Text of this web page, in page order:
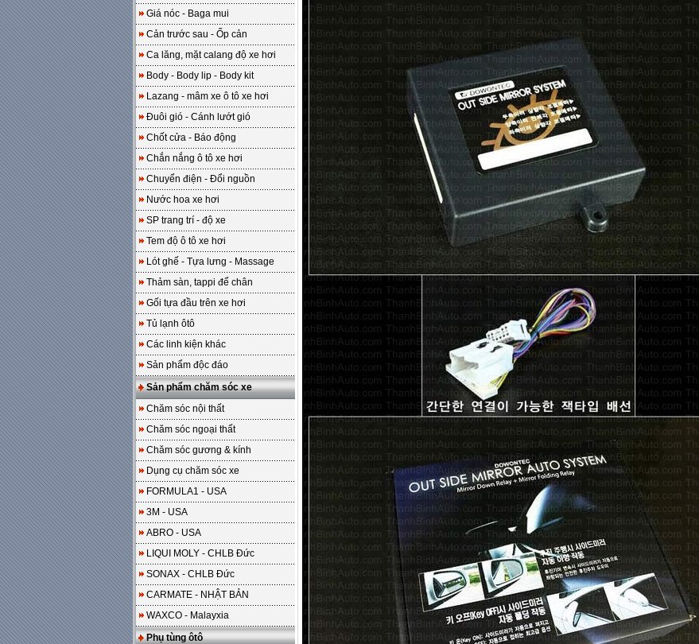
Giá nóc - Baga mui
Cản trước sau - Ốp cản
Ca lăng, mặt calang độ xe hơi
Body - Body lip - Body kit
Lazang - mâm xe ô tô xe hơi
Đuôi gió - Cánh lướt gió
Chốt cửa - Báo động
Chắn nắng ô tô xe hơi
Chuyển điện - Đổi nguồn
Nước hoa xe hơi
SP trang trí - độ xe
Tem độ ô tô xe hơi
Lót ghế - Tựa lưng - Massage
Thảm sàn, tappi để chân
Gối tựa đầu trên xe hơi
Tủ lạnh ôtô
Các linh kiện khác
Sản phẩm độc đáo
Sản phẩm chăm sóc xe
Chăm sóc nội thất
Chăm sóc ngoại thất
Chăm sóc gương & kính
Dụng cụ chăm sóc xe
FORMULA1 - USA
3M - USA
ABRO - USA
LIQUI MOLY - CHLB Đức
SONAX - CHLB Đức
CARMATE - NHẬT BẢN
WAXCO - Malayxia
Phụ tùng ôtô